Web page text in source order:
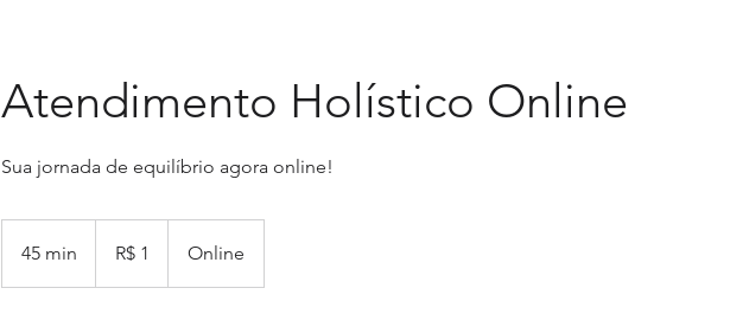
Atendimento Holístico Online
Sua jornada de equilíbrio agora online!
45 min
brasileiro
R$ 1 Online